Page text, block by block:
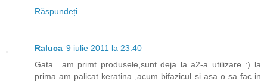
Răspundeți
Raluca 9 iulie 2011 la 23:40
Gata.. am primt produsele,sunt deja la a2-a utilizare :) la
prima am palicat keratina ,acum bifazicul si asa o sa fac in